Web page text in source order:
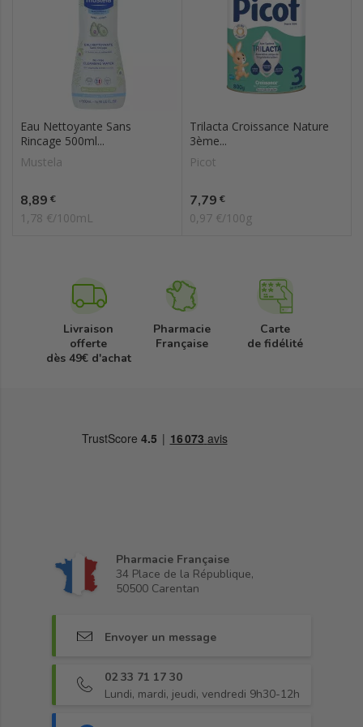
Eau Nettoyante Sans
Rincage 500ml...
Mustela
Prix
8,89 €
1,78 €/100mL
Trilacta Croissance Nature
3ème...
Picot
Prix
7,79 €
0,97 €/100g
Livraison
offerte
dès 49€ d'achat
Pharmacie
Française
Carte
de fidélité
Pharmacie Française
34 Place de la République,
50500 Carentan
Envoyer un message
02 33 71 17 30
Lundi, mardi, jeudi, vendredi 9h30-12h